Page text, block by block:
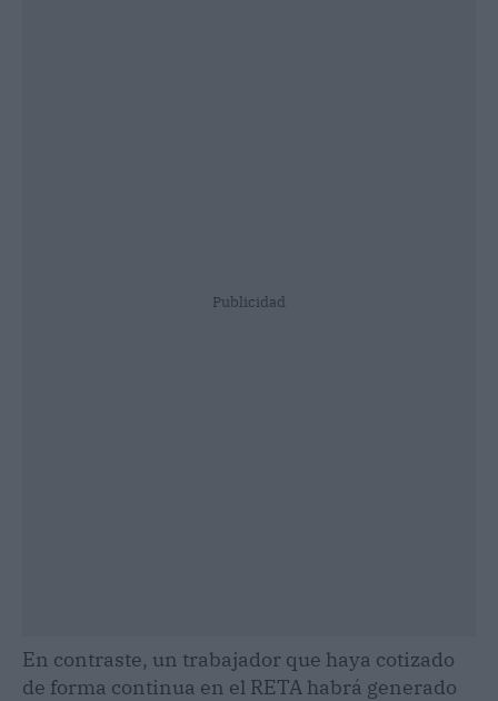
Publicidad
En contraste, un trabajador que haya cotizado
de forma continua en el RETA habrá generado